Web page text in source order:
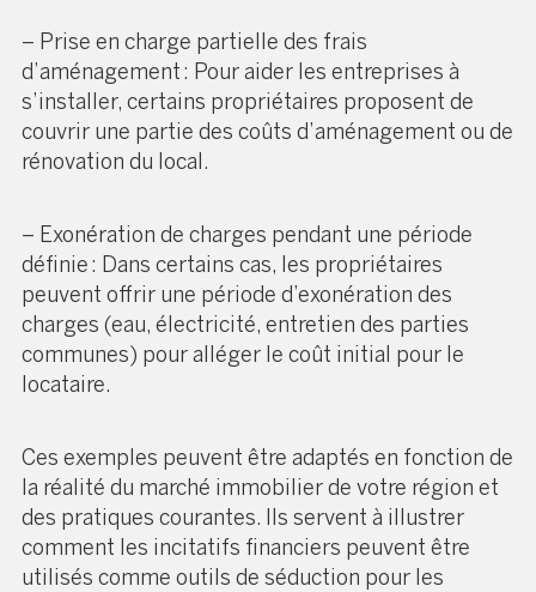
– Prise en charge partielle des frais
d’aménagement : Pour aider les entreprises à
s’installer, certains propriétaires proposent de
couvrir une partie des coûts d’aménagement ou de
rénovation du local.
– Exonération de charges pendant une période
définie : Dans certains cas, les propriétaires
peuvent offrir une période d’exonération des
charges (eau, électricité, entretien des parties
communes) pour alléger le coût initial pour le
locataire.
Ces exemples peuvent être adaptés en fonction de
la réalité du marché immobilier de votre région et
des pratiques courantes. Ils servent à illustrer
comment les incitatifs financiers peuvent être
utilisés comme outils de séduction pour les